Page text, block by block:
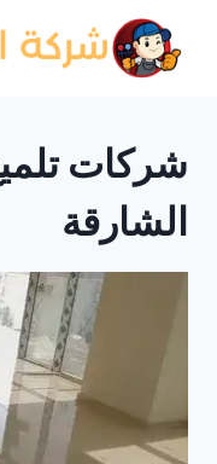
المحتوى
شركات
الشارقة